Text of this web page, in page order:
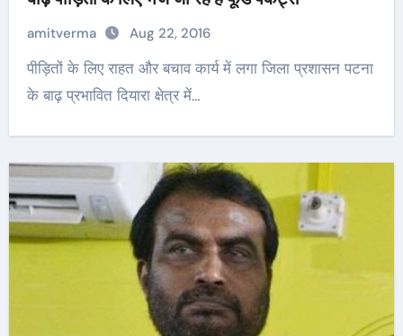
amitverma Aug 22, 2016
पीड़ितों के लिए राहत और बचाव कार्य में लगा जिला प्रशासन पटना
के बाढ़ प्रभावित दियारा क्षेत्र में…